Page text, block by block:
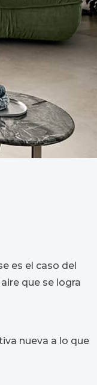
es el caso del
que se logra
nueva a lo que